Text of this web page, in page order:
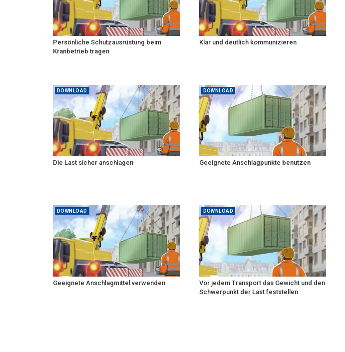
Persönliche Schutzausrüstung beim
Kranbetrieb tragen
Klar und deutlich kommunizieren
DOWNLOAD
Die Last sicher anschlagen
DOWNLOAD
Geeignete Anschlagpunkte benutzen
DOWNLOAD
Geeignete Anschlagmittel verwenden
DOWNLOAD
Vor jedem Transport das Gewicht und den
Schwerpunkt der Last feststellen